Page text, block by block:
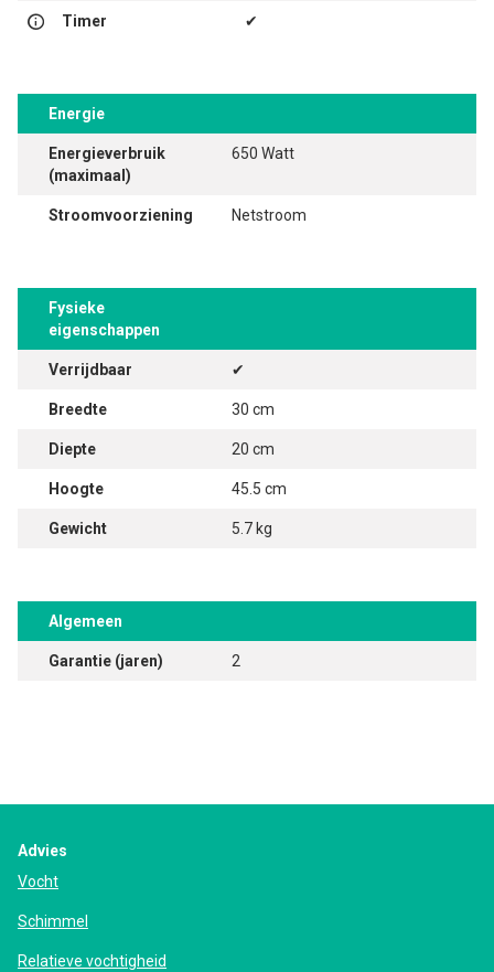
Timer ✔
Energie
Energieverbruik
(maximaal)
650 Watt
Stroomvoorziening Netstroom
Fysieke
eigenschappen
Verrijdbaar ✔
Breedte 30 cm
Diepte 20 cm
Hoogte 45.5 cm
Gewicht 5.7 kg
Algemeen
Garantie (jaren) 2
Advies
Vocht
Schimmel
Relatieve vochtigheid